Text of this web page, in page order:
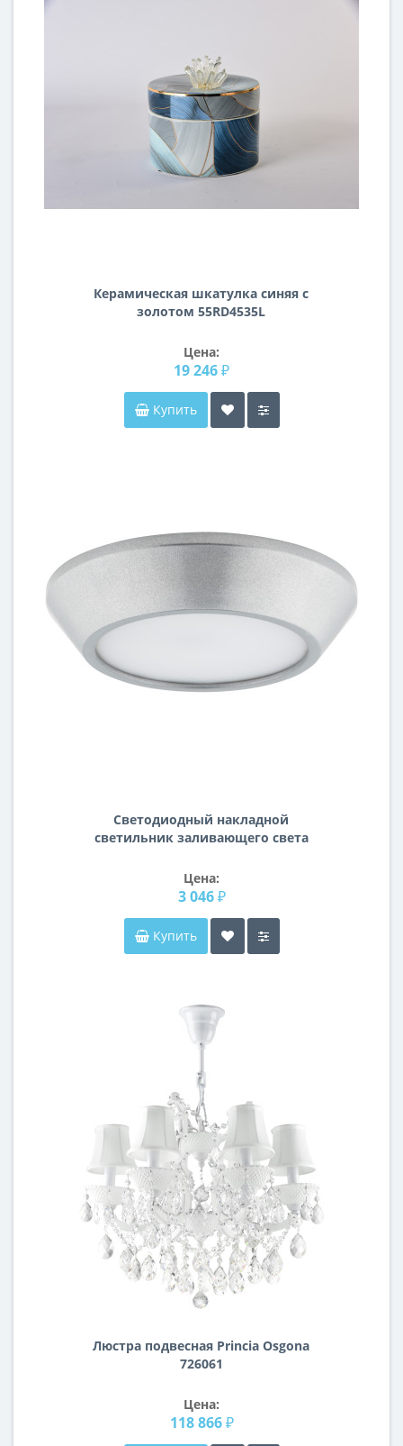
Керамическая шкатулка синяя с
золотом 55RD4535L
Цена:
19 246 ₽
Купить
Светодиодный накладной
светильник заливающего света
Цена:
3 046 ₽
Купить
Люстра подвесная Princia Osgona
726061
Цена:
118 866 ₽